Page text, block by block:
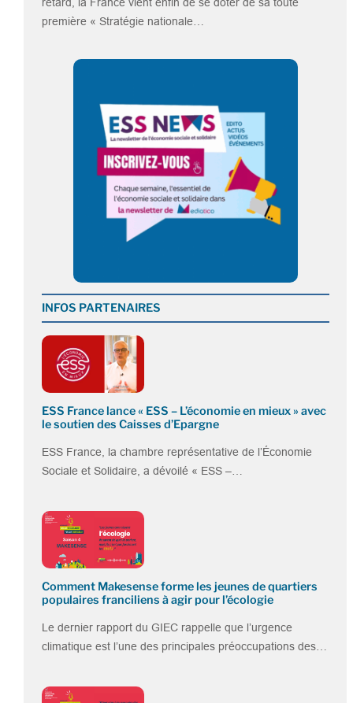
première « Stratégie nationale…
INFOS PARTENAIRES
ESS France lance « ESS – L’économie en mieux » avec
le soutien des Caisses d’Epargne
ESS France, la chambre représentative de l’Économie
Sociale et Solidaire, a dévoilé « ESS –…
Comment Makesense forme les jeunes de quartiers
populaires franciliens à agir pour l’écologie
Le dernier rapport du GIEC rappelle que l’urgence
climatique est l’une des principales préoccupations des…